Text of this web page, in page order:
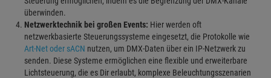
überwinden.
Netzwerktechnik bei großen Events: Hier werden oft
netzwerkbasierte Steuerungssysteme eingesetzt, die Protokolle wie
Art-Net oder sACN nutzen, um DMX-Daten über ein IP-Netzwerk zu
senden. Diese Systeme ermöglichen eine flexible und erweiterbare
Lichtsteuerung, die es Dir erlaubt, komplexe Beleuchtungsszenarien